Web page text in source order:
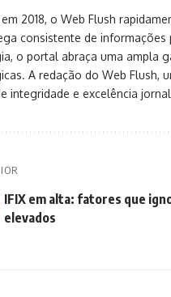
2018, o Web Flush
consistente de
o portal abraça uma ampla
A redação do Web Flush,
integridade e excelência
IFIX em alta: fatores que
elevados